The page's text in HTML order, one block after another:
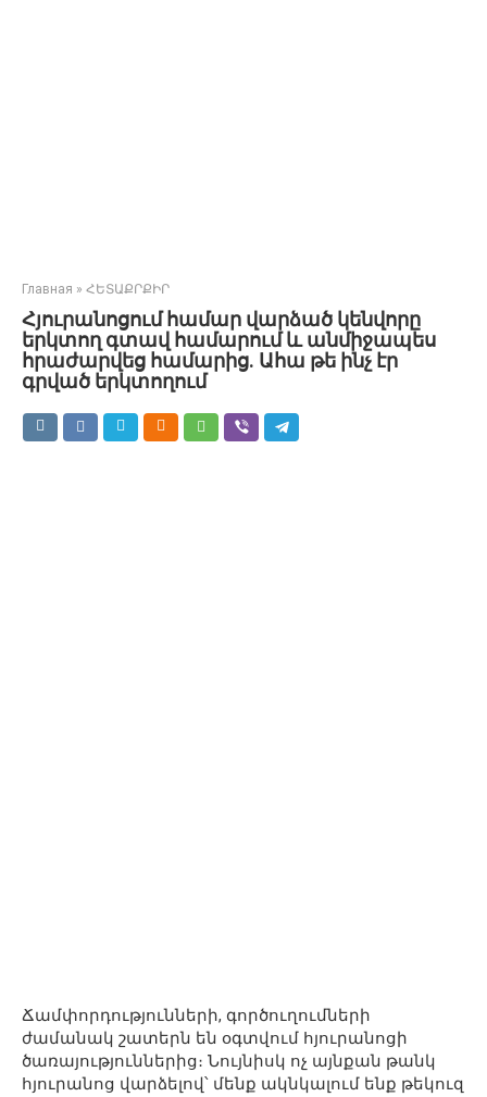
Главная » ՀԵՏԱՔՐՔԻՐ
Հյուրանոցում համար վարձած կենվորը
երկտող գտավ համարում և անմիջապես
հրաժարվեց համարից. Ահա թե ինչ էր
գրված երկտողում
Ճամփորդությունների, գործուղումների
ժամանակ շատերն են օգտվում հյուրանոցի
ծառայություններից։ Նույնիսկ ոչ այնքան թանկ
հյուրանոց վարձելով՝ մենք ակնկալում ենք թեկուզ